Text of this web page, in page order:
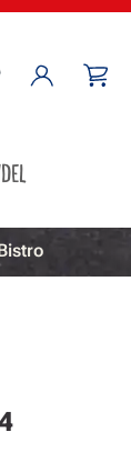
Du hast 0